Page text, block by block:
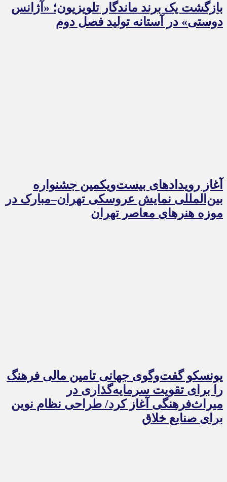
بازگشت یک برند ماندگار تلویزیون؛ «آژانس
دوستی» در آستانه تولید فصل دوم
آغاز رویدادهای بیست‌ویکمین جشنواره
بین‌المللی نمایش عروسکی تهران–مبارک در
موزه هنرهای معاصر تهران
یونسکو گفت‌وگوی جهانی تامین مالی فرهنگ
را برای تقویت سرمایه‌گذاری در
میراث‌فرهنگی آغاز کرد/ طراحی نظام نوین
برای صنایع خلاق